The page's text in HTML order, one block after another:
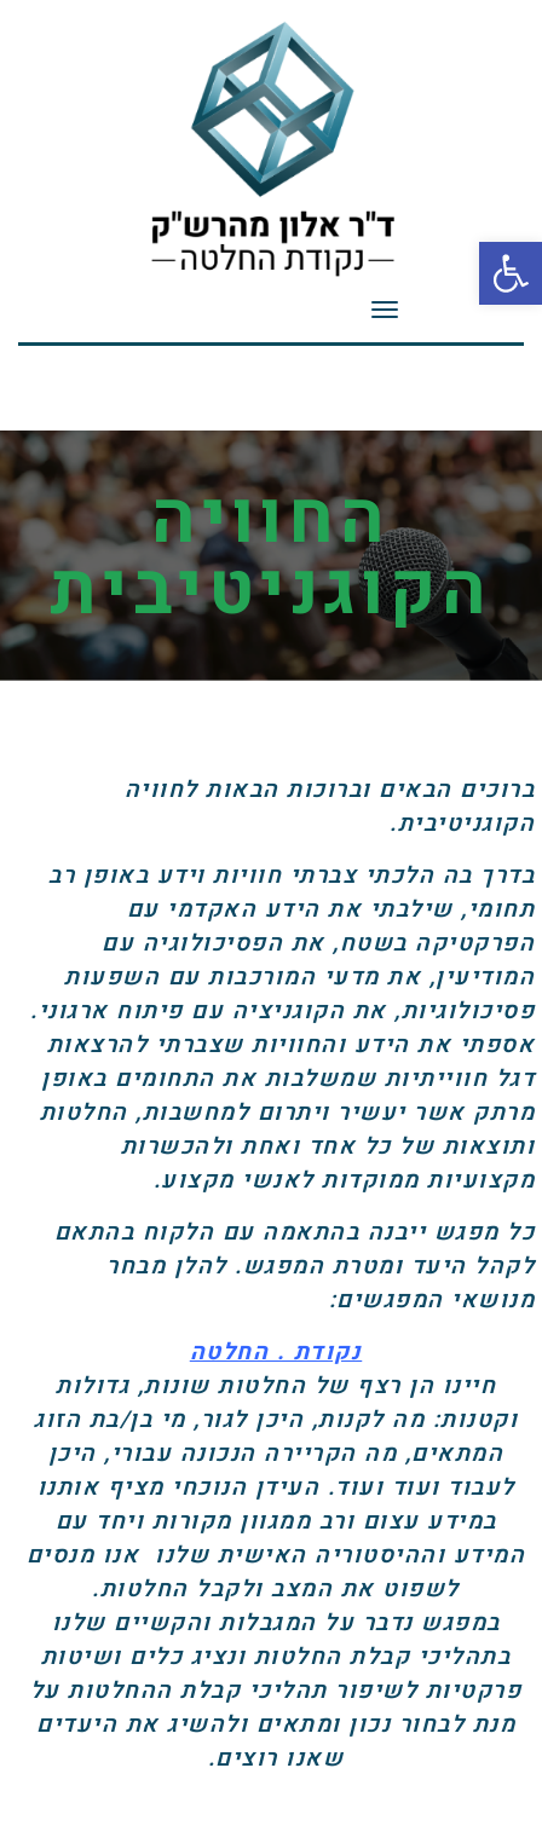
פתח סרגל נגישות
תפריט
החוויה
הקוגניטיבית
ברוכים הבאים וברוכות הבאות לחוויה
הקוגניטיבית.
בדרך בה הלכתי צברתי חוויות וידע באופן רב
תחומי, שילבתי את הידע האקדמי עם
הפרקטיקה בשטח, את הפסיכולוגיה עם
המודיעין, את מדעי המורכבות עם השפעות
פסיכולוגיות, את הקוגניציה עם פיתוח ארגוני.
אספתי את הידע והחוויות שצברתי להרצאות
דגל חווייתיות שמשלבות את התחומים באופן
מרתק אשר יעשיר ויתרום למחשבות, החלטות
ותוצאות של כל אחד ואחת ולהכשרות
מקצועיות ממוקדות לאנשי מקצוע.
כל מפגש ייבנה בהתאמה עם הלקוח בהתאם
לקהל היעד ומטרת המפגש. להלן מבחר
מנושאי המפגשים:
נקודת . החלטה
חיינו הן רצף של החלטות שונות, גדולות
וקטנות: מה לקנות, היכן לגור, מי בן/בת הזוג
המתאים, מה הקריירה הנכונה עבורי, היכן
לעבוד ועוד ועוד. העידן הנוכחי מציף אותנו
במידע עצום ורב ממגוון מקורות ויחד עם
המידע וההיסטוריה האישית שלנו אנו מנסים
לשפוט את המצב ולקבל החלטות.
במפגש נדבר על המגבלות והקשיים שלנו
בתהליכי קבלת החלטות ונציג כלים ושיטות
פרקטיות לשיפור תהליכי קבלת ההחלטות על
מנת לבחור נכון ומתאים ולהשיג את היעדים
שאנו רוצים.